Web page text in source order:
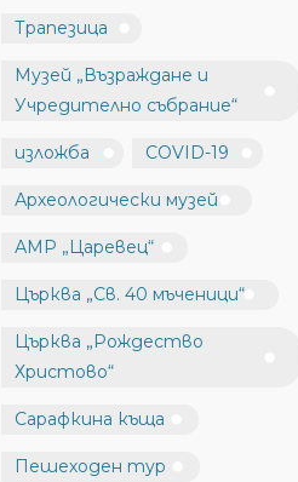
Трапезица
Музей „Възраждане и
Учредително събрание“
изложба COVID-19
Археологически музей
АМР „Царевец“
Църква „Св. 40 мъченици“
Църква „Рождество
Христово“
Сарафкина къща
Пешеходен тур